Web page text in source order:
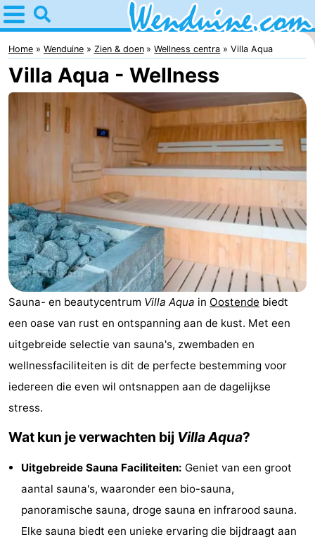
Home
Wenduine
Tips
Appartementen
-
Residentie
Green
Garden
-
Seaside
Blankenberge
Bed
(&
Campings
Vakantiehuizen
Blankenberger
Duinen
Center
Last
Home Wenduine Zien & doen Wellness centra Villa Aqua
Villa Aqua - Wellness
Sauna- en beautycentrum Villa Aqua in Oostende biedt
een oase van rust en ontspanning aan de kust. Met een
uitgebreide selectie van sauna's, zwembaden en
wellnessfaciliteiten is dit de perfecte bestemming voor
iedereen die even wil ontsnappen aan de dagelijkse
stress.
Wat kun je verwachten bij Villa Aqua?
Uitgebreide Sauna Faciliteiten: Geniet van een groot
aantal sauna's, waaronder een bio-sauna,
panoramische sauna, droge sauna en infrarood sauna.
Elke sauna biedt een unieke ervaring die bijdraagt aan